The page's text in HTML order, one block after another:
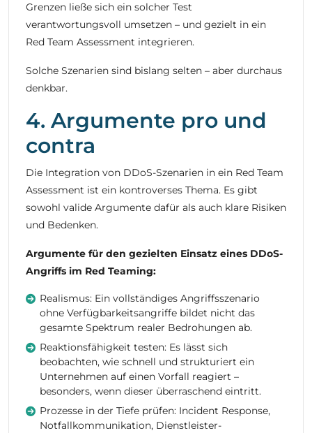
Grenzen ließe sich ein solcher Test
verantwortungsvoll umsetzen – und gezielt in ein
Red Team Assessment integrieren.
Solche Szenarien sind bislang selten – aber durchaus
denkbar.
4. Argumente pro und
contra
Die Integration von DDoS-Szenarien in ein Red Team
Assessment ist ein kontroverses Thema. Es gibt
sowohl valide Argumente dafür als auch klare Risiken
und Bedenken.
Argumente für den gezielten Einsatz eines DDoS-
Angriffs im Red Teaming:
Realismus: Ein vollständiges Angriffsszenario
ohne Verfügbarkeitsangriffe bildet nicht das
gesamte Spektrum realer Bedrohungen ab.
Reaktionsfähigkeit testen: Es lässt sich
beobachten, wie schnell und strukturiert ein
Unternehmen auf einen Vorfall reagiert –
besonders, wenn dieser überraschend eintritt.
Prozesse in der Tiefe prüfen: Incident Response,
Notfallkommunikation, Dienstleister-